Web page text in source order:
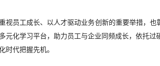
视员工成长、 以人才驱动业务创新的重要举措，也
元化学习平台，助力员工与企业同频成长，依托过
时代把握先机。